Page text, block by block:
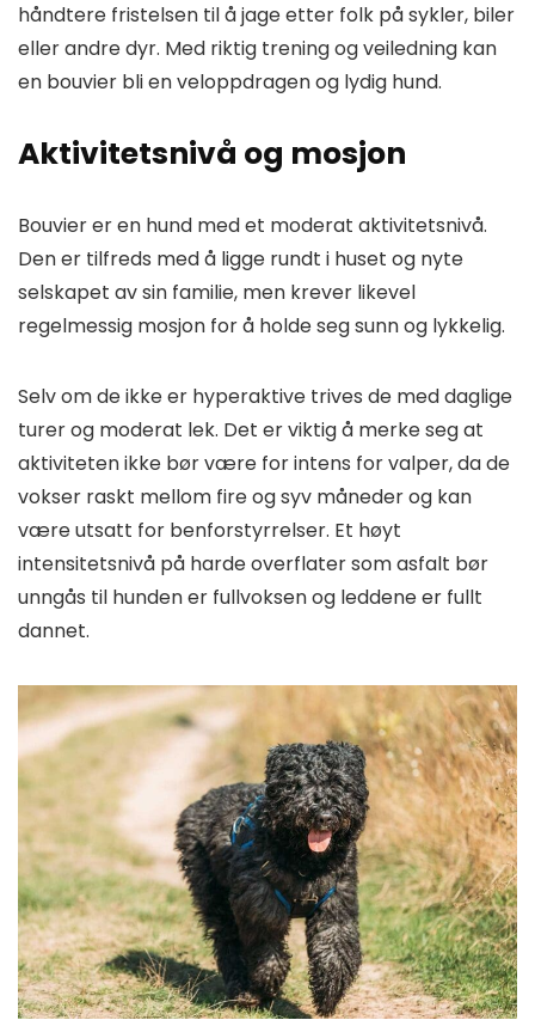
håndtere fristelsen til å jage etter folk på sykler, biler
eller andre dyr. Med riktig trening og veiledning kan
en bouvier bli en veloppdragen og lydig hund.
Aktivitetsnivå og mosjon
Bouvier er en hund med et moderat aktivitetsnivå.
Den er tilfreds med å ligge rundt i huset og nyte
selskapet av sin familie, men krever likevel
regelmessig mosjon for å holde seg sunn og lykkelig.
Selv om de ikke er hyperaktive trives de med daglige
turer og moderat lek. Det er viktig å merke seg at
aktiviteten ikke bør være for intens for valper, da de
vokser raskt mellom fire og syv måneder og kan
være utsatt for benforstyrrelser. Et høyt
intensitetsnivå på harde overflater som asfalt bør
unngås til hunden er fullvoksen og leddene er fullt
dannet.